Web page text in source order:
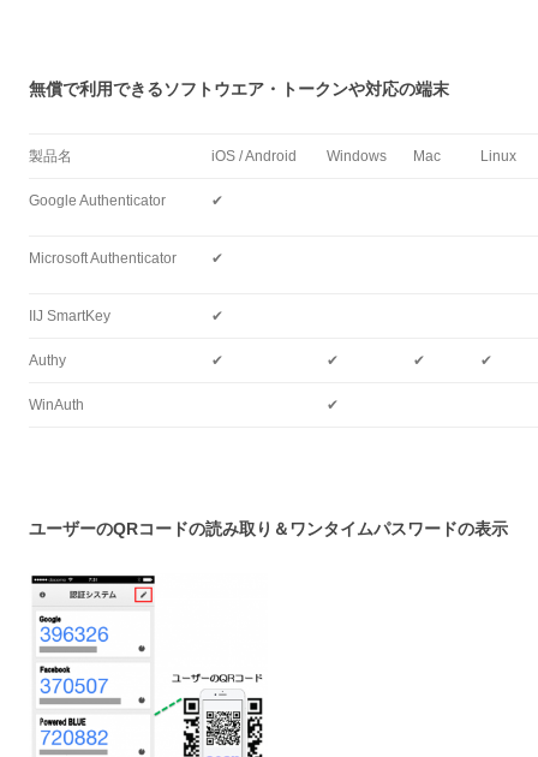
無償で利用できるソフトウエア・トークンや対応の端末
製品名 iOS / Android Windows Mac Linux
Google Authenticator ✔
Microsoft Authenticator ✔
IIJ SmartKey ✔
Authy ✔ ✔ ✔ ✔
WinAuth ✔
ユーザーのQRコードの読み取り＆ワンタイムパスワードの表示